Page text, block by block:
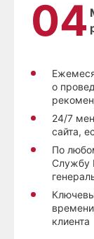
о
24/7
сайта,
По
Службу
клиента